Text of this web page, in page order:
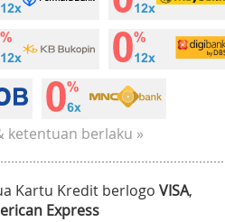
ketentuan berlaku »
Kartu Kredit berlogo VISA,
Express